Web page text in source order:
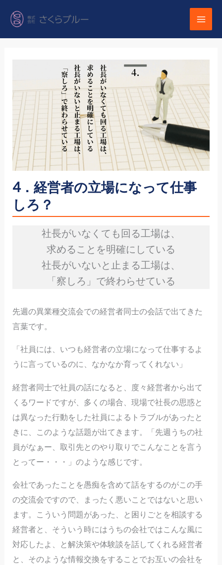
を
4．経営者の立場になって仕事
しろ？
社長がいなくても回る工場は、
求めることを明確にしている
社長がいないと止まる工場は、
「察しろ」で終わらせている
先週の異業種交流会での経営者同士の会話で出てきた
言葉です。
「社員には、いつも経営者の立場になって仕事するよ
うに言っているのに、なかなか育ってくれない」
経営者同士で社員の話になると、度々経営者から出て
くるワードですが、多くの場合、現場で社長の思惑と
は異なった行動をした社員によるトラブルがあったと
きに、このような話題が出てきます。「先週うちの社
員がなぁー、取引先とのやり取りでこんなことを言う
とってー・・・」のような感じです。
会社であったことを愚痴を含めて話をするのがこの手
の交流会ですので、まったく悪いことではないと思い
ます。こういう問題があった、と困りごとを相談する
経営者と、そういう時にはうちの会社ではこんな風に
対応したよ、と解決策や体験談を話してくれる経営者
と、そのような情報交換をすることでお互いの会社を